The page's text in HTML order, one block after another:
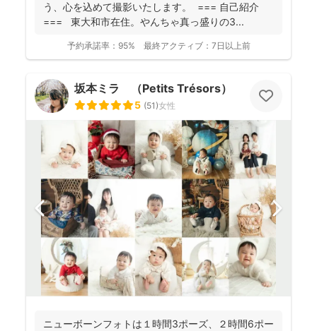
う、心を込めて撮影いたします。 === 自己紹介
=== 東大和市在住。やんちゃ真っ盛りの3...
予約承諾率： 95% 最終アクティブ： 7日以上前
坂本ミラ （Petits Trésors）
5 (51)女性
ニューボーンフォトは１時間3ポーズ、２時間6ポー